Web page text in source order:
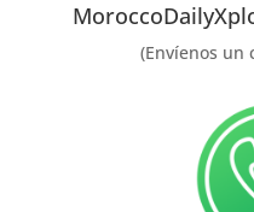
(Envíenos un